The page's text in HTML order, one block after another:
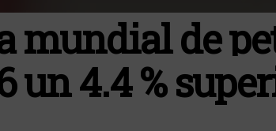
mundial de
un 4.4 %